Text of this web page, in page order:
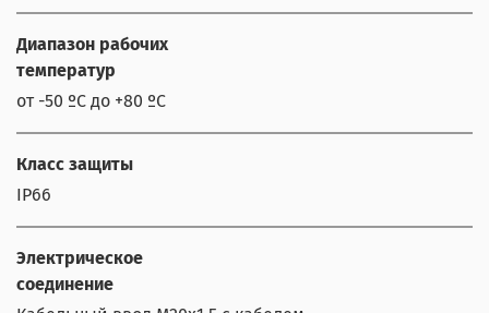
Диапазон рабочих
температур
от -50 ºС до +80 ºС
Класс защиты
IP66
Электрическое
соединение